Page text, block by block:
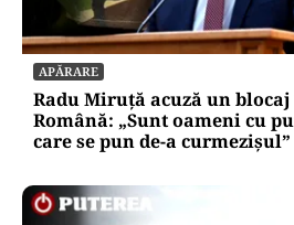
APĂRARE
Radu Miruță acuză un
Română: „Sunt oameni cu
care se pun de-a curmezișul”